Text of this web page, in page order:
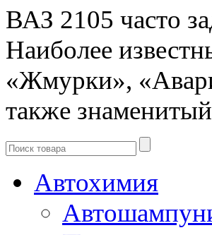
ВАЗ 2105 часто
Наиболее
«Жмурки»,
также
Автохимия